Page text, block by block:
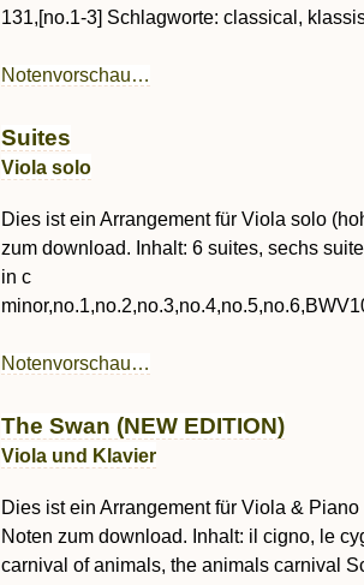
131,[no.1-3] Schlagworte: classical,
Notenvorschau…
Suites
Viola solo
Dies ist ein Arrangement für Viola solo
zum download. Inhalt: 6 suites, sechs
in c
Notenvorschau…
The Swan (NEW EDITION)
Viola und Klavier
Dies ist ein Arrangement für Viola &
Noten zum download. Inhalt: il cigno, le
carnival of animals, the animals carnival